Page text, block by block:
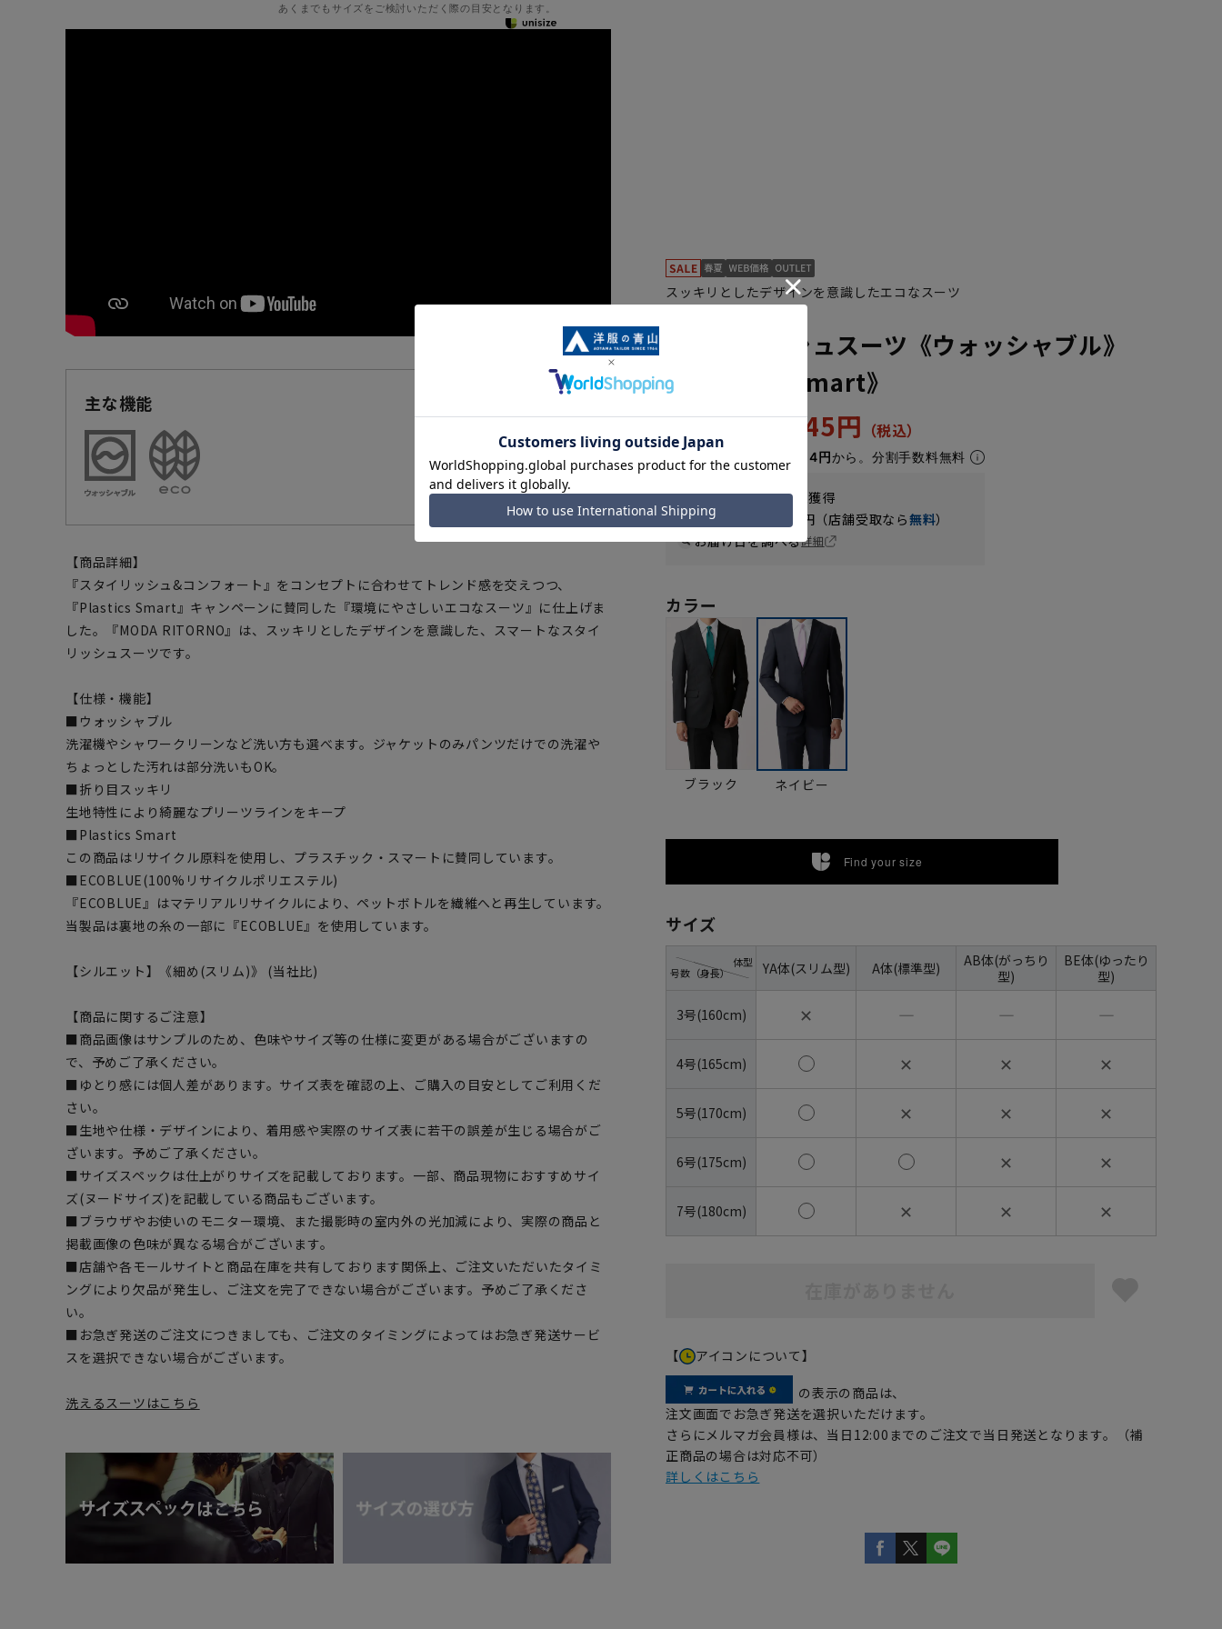
あくまでもサイズをご検討いただく際の目安となります。
主な機能
【商品詳細】
『スタイリッシュ&コンフォート』をコンセプトに合わせてトレンド感を交えつつ、
『Plastics Smart』キャンペーンに賛同した『環境にやさしいエコなスーツ』に仕上げま
した。『MODA RITORNO』は、スッキリとしたデザインを意識した、スマートなスタイ
リッシュスーツです。
【仕様・機能】
■ウォッシャブル
洗濯機やシャワークリーンなど洗い方も選べます。ジャケットのみパンツだけでの洗濯や
ちょっとした汚れは部分洗いもOK。
■折り目スッキリ
生地特性により綺麗なプリーツラインをキープ
■Plastics Smart
この商品はリサイクル原料を使用し、プラスチック・スマートに賛同しています。
■ECOBLUE(100%リサイクルポリエステル)
『ECOBLUE』はマテリアルリサイクルにより、ペットボトルを繊維へと再生しています。
当製品は裏地の糸の一部に『ECOBLUE』を使用しています。
【シルエット】《細め(スリム)》 (当社比)
【商品に関するご注意】
■商品画像はサンプルのため、色味やサイズ等の仕様に変更がある場合がございますの
で、予めご了承ください。
■ゆとり感には個人差があります。サイズ表を確認の上、ご購入の目安としてご利用くだ
さい。
■生地や仕様・デザインにより、着用感や実際のサイズ表に若干の誤差が生じる場合がご
ざいます。予めご了承ください。
■サイズスペックは仕上がりサイズを記載しております。一部、商品現物におすすめサイ
ズ(ヌードサイズ)を記載している商品もございます。
■ブラウザやお使いのモニター環境、また撮影時の室内外の光加減により、実際の商品と
掲載画像の色味が異なる場合がございます。
■店舗や各モールサイトと商品在庫を共有しております関係上、ご注文いただいたタイミ
ングにより欠品が発生し、ご注文を完了できない場合がございます。予めご了承くださ
い。
■お急ぎ発送のご注文につきましても、ご注文のタイミングによってはお急ぎ発送サービ
スを選択できない場合がございます。
洗えるスーツはこちら
スッキリとしたデザインを意識したエコなスーツ
スタイリッシュスーツ《ウォッシャブル》
《Plastics Smart》
10,945円
月々1,824円から。分割手数料無料
WEB会員なら54 pt獲得
送料 全国一律
円（店舗受取なら無料）
お届け日を調べる詳細
カラー
ブラック ネイビー
Find your size
サイズ
号数（身長）
体型 YA体(スリム型) A体(標準型)
AB体(がっちり
型)
BE体(ゆったり
型)
3号(160cm) ✕ ― ― ―
4号(165cm) ✕ ✕ ✕
5号(170cm) ✕ ✕ ✕
6号(175cm) ✕ ✕
7号(180cm) ✕ ✕ ✕
【 アイコンについて】
の表示の商品は、
注文画面でお急ぎ発送を選択いただけます。
さらにメルマガ会員様は、当日12:00までのご注文で当日発送となります。（補
正商品の場合は対応不可）
詳しくはこちら